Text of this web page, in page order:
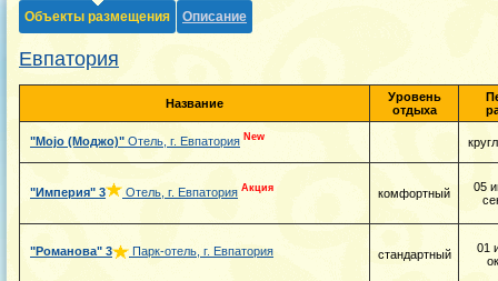
Объекты размещения Описание
Евпатория
Название
Уровень
отдыха
"Mojo (Моджо)" Отель, г. Евпатория New
"Империя" 3 Отель, г. Евпатория Акция комфортный
05
"Романова" 3 Парк-отель, г. Евпатория стандартный
01